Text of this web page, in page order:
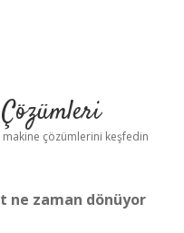
makine çözümlerini keşfedin
ne zaman dönüyor